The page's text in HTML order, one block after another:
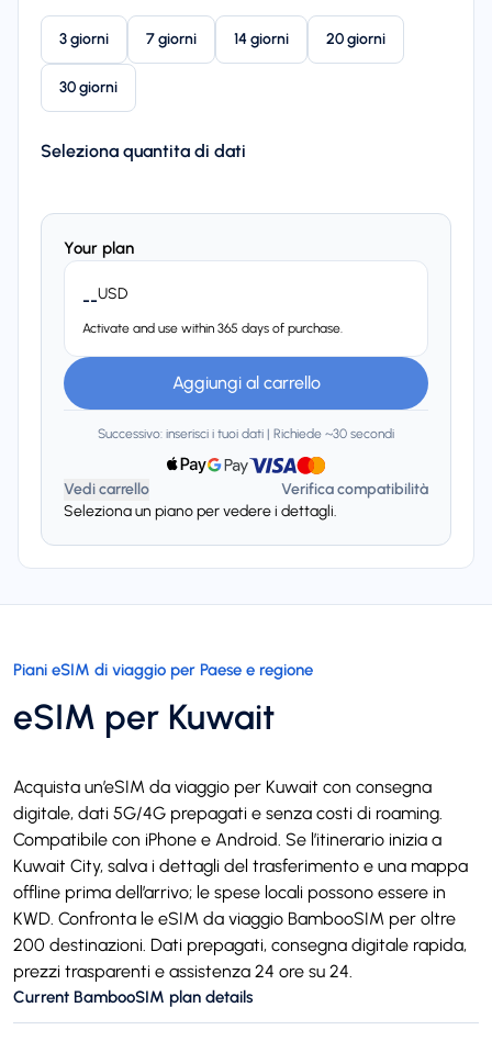
3 giorni 7 giorni 14 giorni 20 giorni
30 giorni
Seleziona quantita di dati
Your plan
--USD
Activate and use within 365 days of purchase.
Aggiungi al carrello
Successivo: inserisci i tuoi dati | Richiede ~30 secondi
Vedi carrello
Verifica compatibilità
Seleziona un piano per vedere i dettagli.
Piani eSIM di viaggio per Paese e regione
eSIM per Kuwait
Acquista un’eSIM da viaggio per Kuwait con consegna
digitale, dati 5G/4G prepagati e senza costi di roaming.
Compatibile con iPhone e Android. Se l’itinerario inizia a
Kuwait City, salva i dettagli del trasferimento e una mappa
offline prima dell’arrivo; le spese locali possono essere in
KWD. Confronta le eSIM da viaggio BambooSIM per oltre
200 destinazioni. Dati prepagati, consegna digitale rapida,
prezzi trasparenti e assistenza 24 ore su 24.
Current BambooSIM plan details